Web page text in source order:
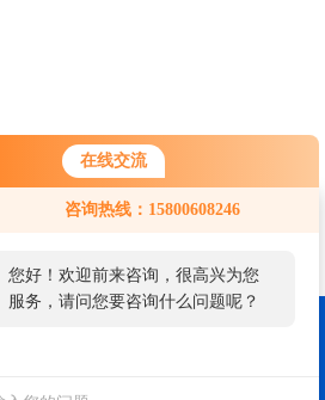
在线交流
咨询热线：15800608246
您好！欢迎前来咨询，很高兴为您
服务，请问您要咨询什么问题呢？